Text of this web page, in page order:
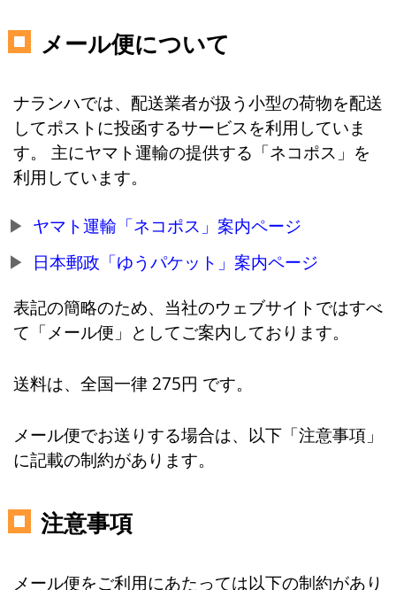
メール便について
ナランハでは、配送業者が扱う小型の荷物を配送
してポストに投函するサービスを利用していま
す。 主にヤマト運輸の提供する「ネコポス」を
利用しています。
ヤマト運輸「ネコポス」案内ページ
日本郵政「ゆうパケット」案内ページ
表記の簡略のため、当社のウェブサイトではすべ
て「メール便」としてご案内しております。
送料は、全国一律 275円 です。
メール便でお送りする場合は、以下「注意事項」
に記載の制約があります。
注意事項
メール便をご利用にあたっては以下の制約があり